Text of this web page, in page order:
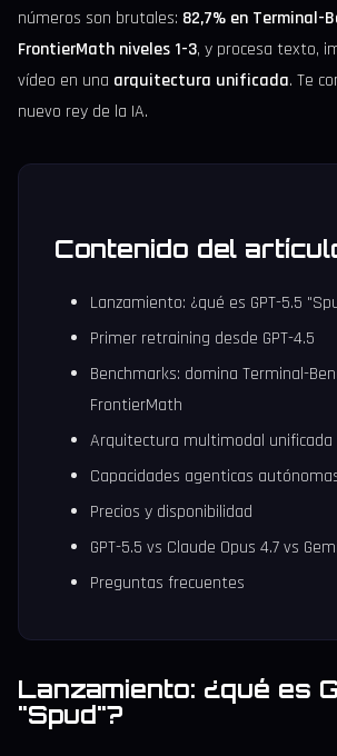
números son brutales: 82,7% en Terminal-
FrontierMath niveles 1-3, y procesa texto,
vídeo en una arquitectura unificada. Te
nuevo rey de la IA.
Contenido del
Lanzamiento: ¿qué es GPT-5.5
Primer retraining desde GPT-4.5
Benchmarks: domina Terminal-
FrontierMath
Arquitectura multimodal unificada
Capacidades agenticas
Precios y disponibilidad
GPT-5.5 vs Claude Opus 4.7 vs
Preguntas frecuentes
Lanzamiento: ¿qué es
"Spud"?